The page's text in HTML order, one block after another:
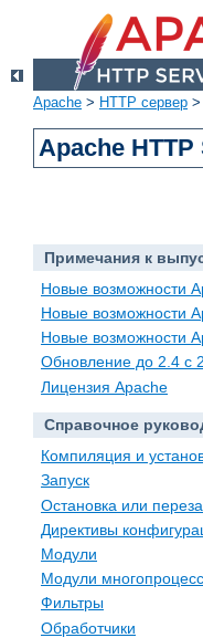
Apache > HTTP сервер >
Apache
Примечания к
Новые возможности
Новые возможности
Новые возможности
Обновление до 2.4 с
Лицензия Apache
Справочное
Компиляция и
Запуск
Остановка или
Директивы
Модули
Модули
Фильтры
Обработчики